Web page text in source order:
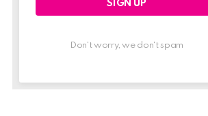
Don't worry, we don't spam